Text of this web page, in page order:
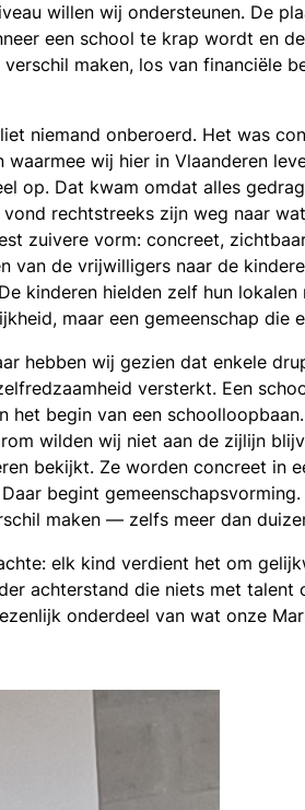
willen wij ondersteunen. De
een school te krap wordt en
maken, los van financiële
niemand onberoerd. Het was
wij hier in Vlaanderen
op. Dat kwam omdat alles
rechtstreeks zijn weg naar
zuivere vorm: concreet,
de vrijwilligers naar de
kinderen hielden zelf hun
maar een gemeenschap die
hebben wij gezien dat enkele
versterkt. Een
begin van een
wilden wij niet aan de zijlijn
bekijkt. Ze worden concreet in
begint
maken — zelfs meer dan
elk kind verdient het om
achterstand die niets met
onderdeel van wat onze